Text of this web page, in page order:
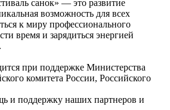
санок» — это развитие
возможность для всех
к миру профессионального
время и зарядиться энергией
при поддержке Министерства
комитета России, Российского
и поддержку наших партнеров и